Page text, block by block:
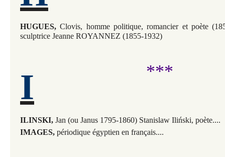
HUGUES,Clovis, homme politique, romancier et poète
sculptrice Jeanne ROYANNEZ (1855-1932)
***
I
ILINSKI, Jan (ou Janus 1795-1860) Stanislaw Iliński, poète....
IMAGES, périodique égyptien en français....